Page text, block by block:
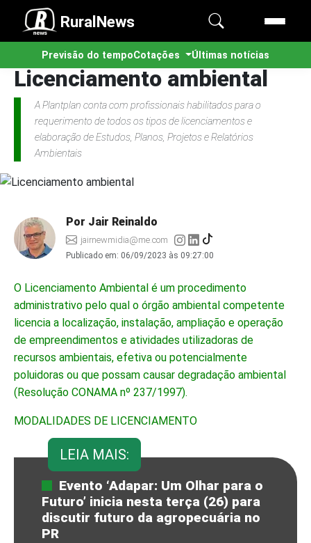
RuralNews
Previsão do tempoCotações Últimas notícias
Licenciamento ambiental
A Plantplan conta com profissionais habilitados para o
requerimento de todos os tipos de licenciamentos e
elaboração de Estudos, Planos, Projetos e Relatórios
Ambientais
Por Jair Reinaldo
jairnewmidia@me.com
Publicado em: 06/09/2023 às 09:27:00
O Licenciamento Ambiental é um procedimento
administrativo pelo qual o órgão ambiental competente
licencia a localização, instalação, ampliação e operação
de empreendimentos e atividades utilizadoras de
recursos ambientais, efetiva ou potencialmente
poluidoras ou que possam causar degradação ambiental
(Resolução CONAMA nº 237/1997).
MODALIDADES DE LICENCIAMENTO
LEIA MAIS:
Evento ‘Adapar: Um Olhar para o
Futuro’ inicia nesta terça (26) para
discutir futuro da agropecuária no
PR